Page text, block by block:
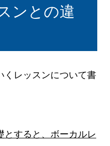
ンとの違
くレッスンについて書
すると、ボーカルレ